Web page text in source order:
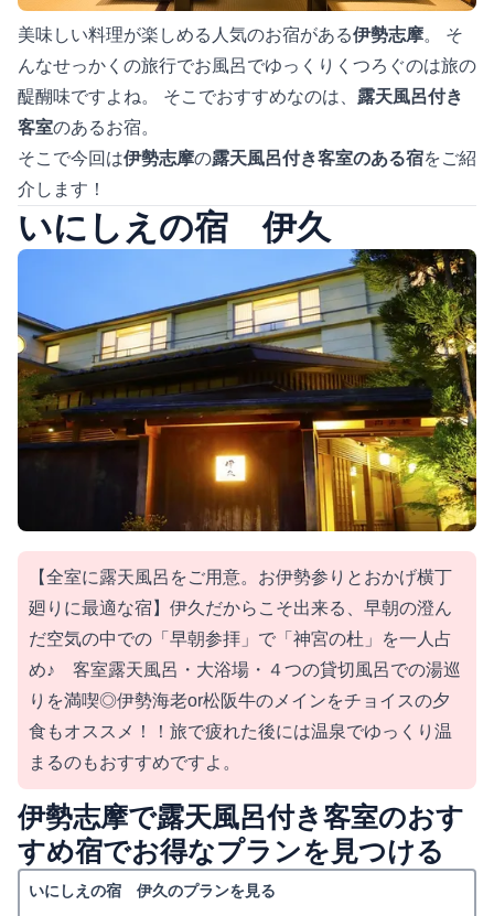
美味しい料理が楽しめる人気のお宿がある伊勢志摩。 そ
んなせっかくの旅行でお風呂でゆっくりくつろぐのは旅の
醍醐味ですよね。 そこでおすすめなのは、 露天風呂付き
客室のあるお宿。
そこで今回は伊勢志摩の露天風呂付き客室のある宿をご紹
介します！
いにしえの宿 伊久
【全室に露天風呂をご用意。お伊勢参りとおかげ横丁
廻りに最適な宿】伊久だからこそ出来る、早朝の澄ん
だ空気の中での「早朝参拝」で「神宮の杜」を一人占
め♪ 客室露天風呂・大浴場・４つの貸切風呂での湯巡
りを満喫◎伊勢海老or松阪牛のメインをチョイスの夕
食もオススメ！！旅で疲れた後には温泉でゆっくり温
まるのもおすすめですよ。
伊勢志摩で露天風呂付き客室のおす
すめ宿でお得なプランを見つける
いにしえの宿 伊久のプランを見る